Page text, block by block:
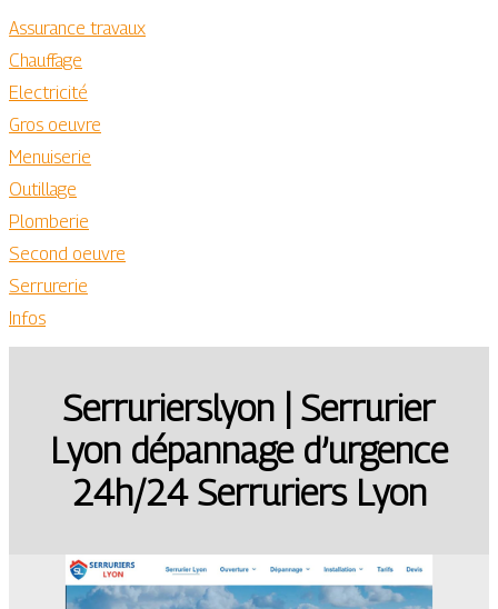
Assurance travaux
Chauffage
Electricité
Gros oeuvre
Menuiserie
Outillage
Plomberie
Second oeuvre
Serrurerie
Infos
Ser­ru­rierslyon | Serrurier
Lyon dépannage d’urgence
24h/24 Serruriers Lyon